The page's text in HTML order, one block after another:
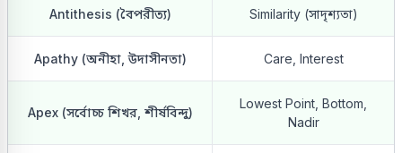
Antithesis (বৈপরীত্য) Similarity (সাদৃশ্যতা)
Apathy (অনীহা, উদাসীনতা) Care, Interest
Apex (সর্বোচ্চ শিখর, শীর্ষবিন্দু)
Lowest Point, Bottom,
Nadir